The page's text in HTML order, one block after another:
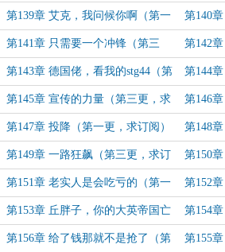
（第七更，求首订）
第139章 艾克，我问候你啊（第一
更，求订阅）
第140
上（第
第141章 只需要一个冲锋（第三
更，求订阅）
第142
求订阅）
第143章 德国佬，看我的stg44（第
一更，求订阅）
第144
更，求
第145章 宣传的力量（第三更，求
订阅）
第146
阅）
第147章 投降（第一更，求订阅） 第148
二更，
第149章 一路狂飙（第三更，求订
阅）
第150
求订阅）
第151章 老实人是会吃亏的（第一
更，求订阅）
第152
更，求
第153章 丘胖子，你的大英帝国亡
了（第三更，求订阅）
第154
的（第
第156章 给了钱那就不是抢了（第 第155